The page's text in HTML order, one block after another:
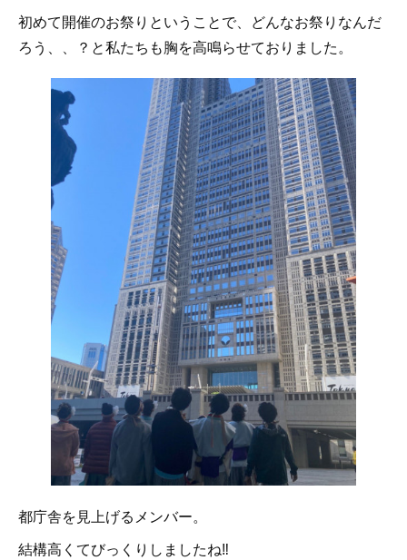
初めて開催のお祭りということで、どんなお祭りなんだ
ろう、、？と私たちも胸を高鳴らせておりました。
都庁舎を見上げるメンバー。
結構高くてびっくりしましたね‼️